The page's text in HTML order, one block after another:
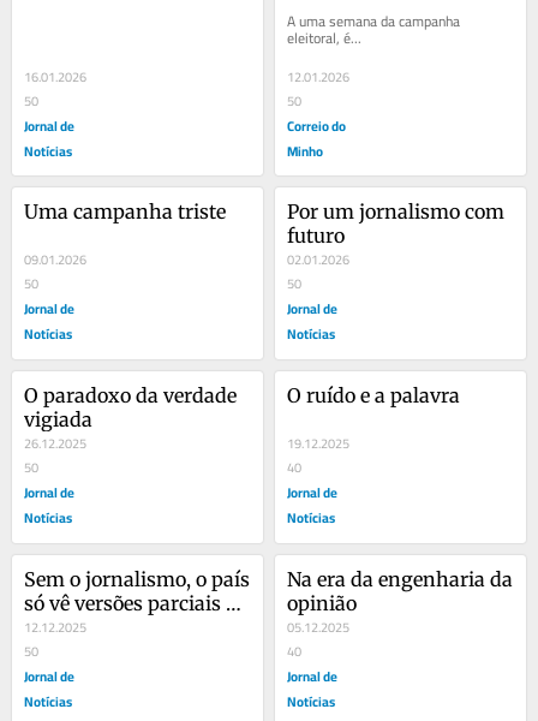
16.01.2026
50
Jornal de
Notícias
A uma semana da campanha
eleitoral, é...
12.01.2026
50
Correio do
Minho
Uma campanha triste
09.01.2026
50
Jornal de
Notícias
Por um jornalismo com
futuro
02.01.2026
50
Jornal de
Notícias
O paradoxo da verdade
vigiada
26.12.2025
50
Jornal de
Notícias
O ruído e a palavra
19.12.2025
40
Jornal de
Notícias
Sem o jornalismo, o país
só vê versões parciais da
greve
12.12.2025
50
Jornal de
Notícias
Na era da engenharia da
opinião
05.12.2025
40
Jornal de
Notícias